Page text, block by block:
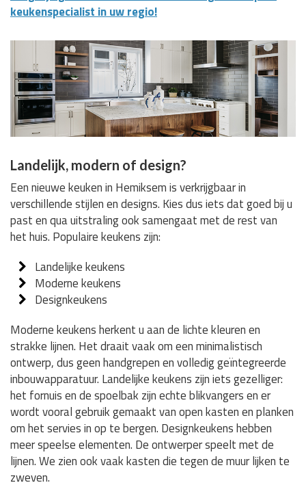
keukenspecialist in uw regio!
Landelijk, modern of design?
Een nieuwe keuken in Hemiksem is verkrijgbaar in
verschillende stijlen en designs. Kies dus iets dat goed bij u
past en qua uitstraling ook samengaat met de rest van
het huis. Populaire keukens zijn:
Landelijke keukens
Moderne keukens
Designkeukens
Moderne keukens herkent u aan de lichte kleuren en
strakke lijnen. Het draait vaak om een minimalistisch
ontwerp, dus geen handgrepen en volledig geïntegreerde
inbouwapparatuur. Landelijke keukens zijn iets gezelliger:
het fornuis en de spoelbak zijn echte blikvangers en er
wordt vooral gebruik gemaakt van open kasten en planken
om het servies in op te bergen. Designkeukens hebben
meer speelse elementen. De ontwerper speelt met de
lijnen. We zien ook vaak kasten die tegen de muur lijken te
zweven.